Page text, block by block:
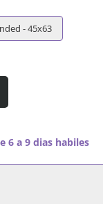
- 45x63
6 a 9 dias habiles